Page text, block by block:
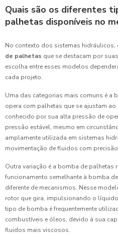
Quais são os diferentes
palhetas disponíveis no
No contexto dos sistemas hidráulicos,
de palhetas que se destacam por
escolha entre esses modelos
cada projeto.
Uma das categorias mais comuns é a
opera com palhetas que se ajustam
conhecido por sua alta pressão de
pressão estável, mesmo em
amplamente utilizada em sistemas
movimentação de fluidos com
Outra variação é a bomba de palhetas
funcionamento semelhante à bomba
diferente de mecanismos. Nesse
rotor que gira, impulsionando o
tipo de bomba é frequentemente
combustíveis e óleos, devido à sua
fluidos mais viscosos.